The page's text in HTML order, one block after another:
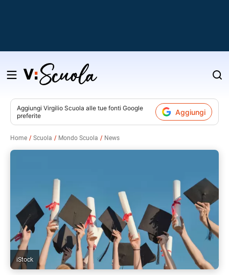
Salta
contenuto
Aggiungi Virgilio Scuola alle tue fonti Google
preferite
Aggiungi
Home Scuola Mondo Scuola News
iStock